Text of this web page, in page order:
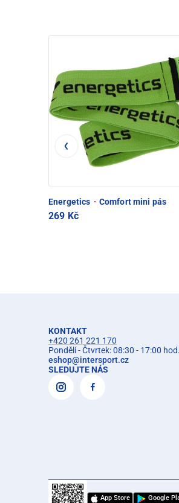
Energetics · Comfort mini pás
269 Kč
KONTAKT
+420 261 221 170
Pondělí - Čtvrtek: 08:30 - 17:00
eshop@intersport.cz
SLEDUJTE NÁS
App Store Google